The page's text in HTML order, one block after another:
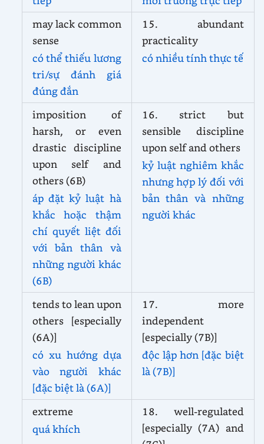
may lack common
sense
có thể thiếu lương
tri/sự đánh giá
đúng đắn
15. abundant
practicality
có nhiều tính thực tế
imposition of
harsh, or even
drastic discipline
upon self and
others (6B)
áp đặt kỷ luật hà
khắc hoặc thậm
chí quyết liệt đối
với bản thân và
những người khác
(6B)
16. strict but
sensible discipline
upon self and others
kỷ luật nghiêm khắc
nhưng hợp lý đối với
bản thân và những
người khác
tends to lean upon
others [especially
(6A)]
có xu hướng dựa
vào người khác
[đặc biệt là (6A)]
17. more
independent
[especially (7B)]
độc lập hơn [đặc biệt
là (7B)]
extreme
quá khích
18. well-regulated
[especially (7A) and